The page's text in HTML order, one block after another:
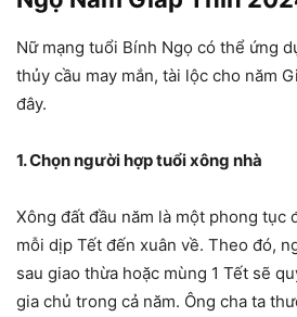
Nữ mạng tuổi Bính Ngọ có thể ứng
thủy cầu may mắn, tài lộc cho năm
đây.
1. Chọn người hợp tuổi xông nhà
Xông đất đầu năm là một phong tục
mỗi dịp Tết đến xuân về. Theo đó,
sau giao thừa hoặc mùng 1 Tết sẽ
gia chủ trong cả năm. Ông cha ta